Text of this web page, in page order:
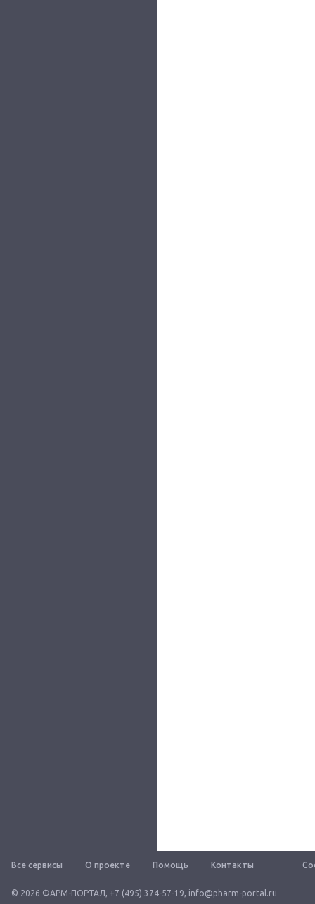
Все сервисы О проекте Помощь Контакты
© 2026 ФАРМ-ПОРТАЛ, +7 (495) 374-57-19, info@pharm-portal.ru